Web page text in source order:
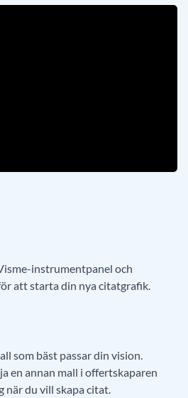
instrumentpanel och
att starta din nya citatgrafik.
som bäst passar din vision.
en annan mall i offertskaparen
när du vill skapa citat.